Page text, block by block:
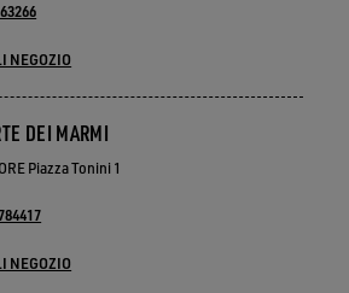
NEGOZIO
DEI MARMI
Piazza Tonini 1
NEGOZIO